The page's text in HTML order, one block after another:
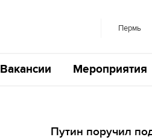
Пермь
Вакансии Мероприятия
Путин поручил